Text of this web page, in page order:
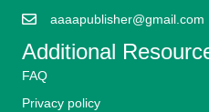
aaaapublisher@gmail.com
Additional
FAQ
Privacy policy